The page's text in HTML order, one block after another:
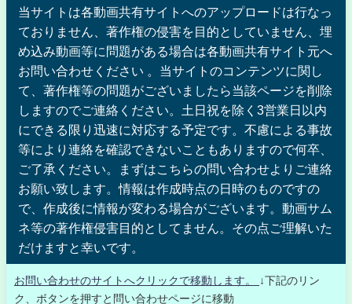
当サイトは各動画共有サイトへのアップロードは行なっ
ておりません、著作権の侵害を目的としていません、埋
め込み動画等に問題がある場合は各動画共有サイト元へ
お問い合わせください 。当サイトのコンテンツに関し
て、著作権等の問題がございましたら当該ページを削除
しますのでご連絡ください。土日祝を除く3営業日以内
にできる限り迅速に対応する予定です。不慮による事故
等により連絡を確認できないこともありますので何卒、
ご了承ください。まずはこちらの問い合わせよりご連絡
お願い致します。情報は作成時点の日時のものですの
で、作成後に情報が変わる場合がございます。動画サム
ネ等の著作権侵害目的としてません。その点ご理解いた
だけますと幸いです。
お問い合わせのサイトへクリックで移動します。
↓下記のリン
ク、ボタンを押すと問い合わせページに移動